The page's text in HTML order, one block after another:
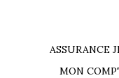
ASSURANCE
MON